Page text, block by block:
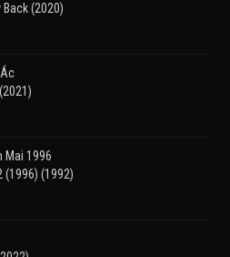
Back (2020)
Mai 1996
(1996) (1992)